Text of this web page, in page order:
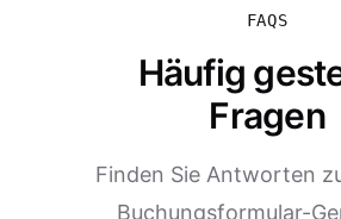
FAQS
Häufig
Fragen
Finden Sie Antworten
Buchungsformular-